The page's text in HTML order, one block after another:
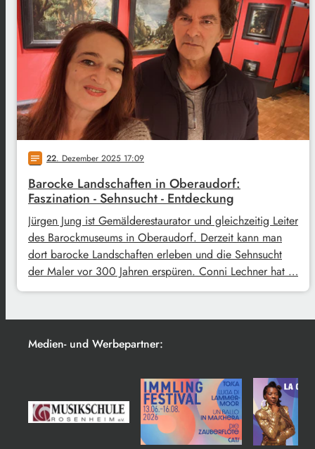
notes 22. Dezember 2025 17:09
Barocke Landschaften in Oberaudorf:
Faszination - Sehnsucht - Entdeckung
Jürgen Jung ist Gemälderestaurator und gleichzeitig Leiter
des Barockmuseums in Oberaudorf. Derzeit kann man
dort barocke Landschaften erleben und die Sehnsucht
der Maler vor 300 Jahren erspüren. Conni Lechner hat …
Medien- und Werbepartner: